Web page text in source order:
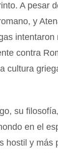
A pesar
y
intentaron
contra
cultura
su
en el
hostil y más